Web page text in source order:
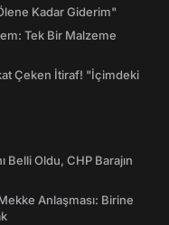
Kadar Giderim"
Tek Bir Malzeme
Çeken İtiraf! "İçimdeki
Belli Oldu, CHP Barajın
Anlaşması: Birine